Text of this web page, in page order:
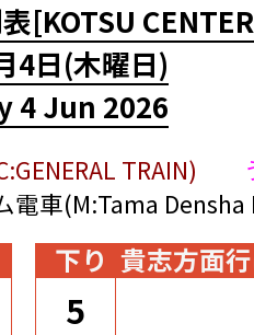
[KOTSU
4日(木曜日)
4 Jun 2026
TRAIN)
電車(M:Tama Densha
下り 貴志方面行
5